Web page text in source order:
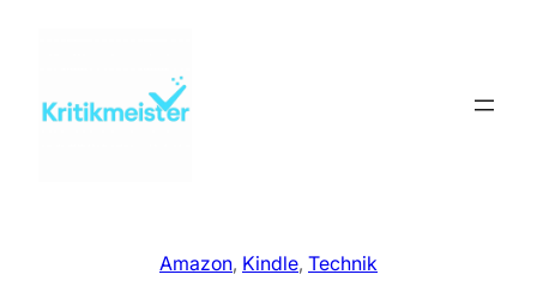
Amazon, Kindle, Technik